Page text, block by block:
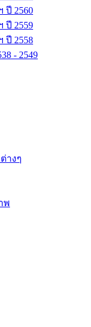
ปี 2560
ปี 2559
ปี 2558
- 2549
างๆ
พ